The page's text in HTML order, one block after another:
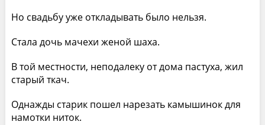
Но свадьбу уже откладывать было нельзя.
Стала дочь мачехи женой шаха.
В той местности, неподалеку от дома пастуха, жил
старый ткач.
Однажды старик пошел нарезать камышинок для
намотки ниток.